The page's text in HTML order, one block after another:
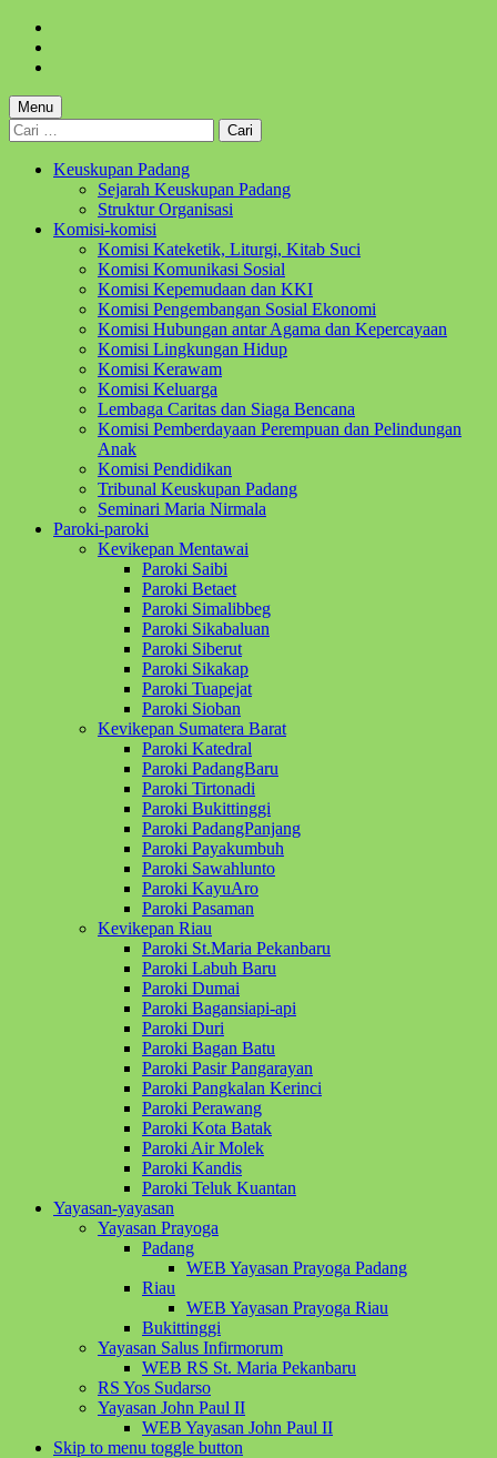
content
footer
Menu
Cari
untuk:
Keuskupan Padang
Sejarah Keuskupan Padang
Struktur Organisasi
Komisi-komisi
Komisi Kateketik, Liturgi, Kitab Suci
Komisi Komunikasi Sosial
Komisi Kepemudaan dan KKI
Komisi Pengembangan Sosial Ekonomi
Komisi Hubungan antar Agama dan Kepercayaan
Komisi Lingkungan Hidup
Komisi Kerawam
Komisi Keluarga
Lembaga Caritas dan Siaga Bencana
Komisi Pemberdayaan Perempuan dan Pelindungan
Anak
Komisi Pendidikan
Tribunal Keuskupan Padang
Seminari Maria Nirmala
Paroki-paroki
Kevikepan Mentawai
Paroki Saibi
Paroki Betaet
Paroki Simalibbeg
Paroki Sikabaluan
Paroki Siberut
Paroki Sikakap
Paroki Tuapejat
Paroki Sioban
Kevikepan Sumatera Barat
Paroki Katedral
Paroki PadangBaru
Paroki Tirtonadi
Paroki Bukittinggi
Paroki PadangPanjang
Paroki Payakumbuh
Paroki Sawahlunto
Paroki KayuAro
Paroki Pasaman
Kevikepan Riau
Paroki St.Maria Pekanbaru
Paroki Labuh Baru
Paroki Dumai
Paroki Bagansiapi-api
Paroki Duri
Paroki Bagan Batu
Paroki Pasir Pangarayan
Paroki Pangkalan Kerinci
Paroki Perawang
Paroki Kota Batak
Paroki Air Molek
Paroki Kandis
Paroki Teluk Kuantan
Yayasan-yayasan
Yayasan Prayoga
Padang
WEB Yayasan Prayoga Padang
Riau
WEB Yayasan Prayoga Riau
Bukittinggi
Yayasan Salus Infirmorum
WEB RS St. Maria Pekanbaru
RS Yos Sudarso
Yayasan John Paul II
WEB Yayasan John Paul II
Skip to menu toggle button